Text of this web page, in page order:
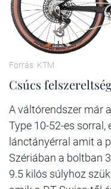
Forrás: KTM
Csúcs
A váltórendszer már
Type 10-52-es sorral,
lánctányérral amit a
Szériában a boltban
9.5 kilós súlyhoz